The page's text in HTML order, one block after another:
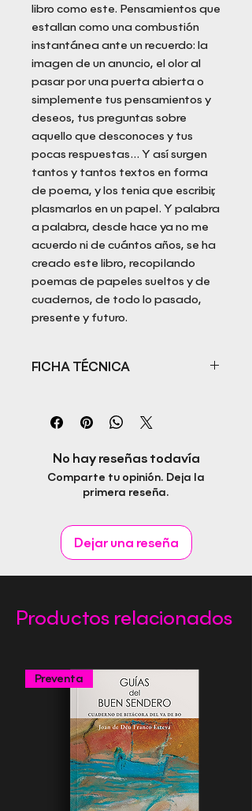
libro como este. Pensamientos que
estallan como una combustión
instantánea ante un recuerdo: la
imagen de un anuncio, el olor al
pasar por una puerta abierta o
simplemente tus pensamientos y
deseos, tus preguntas sobre
aquello que desconoces y tus
pocas respuestas… Y así surgen
tantos y tantos textos en forma
de poema, y los tenia que escribir,
plasmarlos en un papel. Y palabra
a palabra, desde hace ya no me
acuerdo ni de cuántos años, se ha
creado este libro, recopilando
poemas de papeles sueltos y de
cuadernos, de todo lo pasado,
presente y futuro.
FICHA TÉCNICA
Autor: José Antonio Romero
Campoy
Fecha de publicación:
Idioma:
Editorial Rapitbook S.L.
No hay reseñas todavía
Comparte tu opinión. Deja la
primera reseña.
Dejar una reseña
Productos relacionados
Preventa